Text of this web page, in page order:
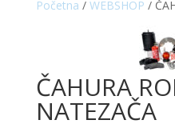
Početna / WEBSHOP /
ČAHURA
NATEZAČA